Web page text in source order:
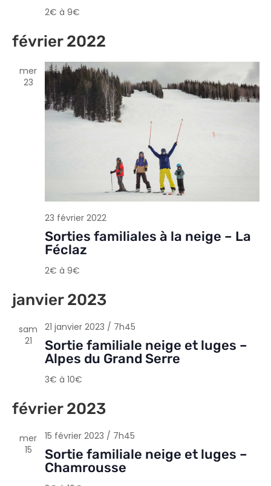
2€ à 9€
février 2022
mer
23
23 février 2022
Sorties familiales à la neige – La
Féclaz
2€ à 9€
janvier 2023
sam
21
21 janvier 2023 / 7h45
Sortie familiale neige et luges –
Alpes du Grand Serre
3€ à 10€
février 2023
mer
15
15 février 2023 / 7h45
Sortie familiale neige et luges –
Chamrousse